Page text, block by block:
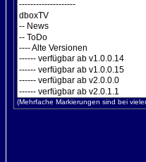
(Mehrfache Markierungen sind bei